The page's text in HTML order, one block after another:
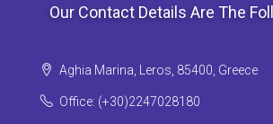
Our Contact Details Are The
Aghia Marina, Leros, 85400, Greece
Office: (+30)2247028180